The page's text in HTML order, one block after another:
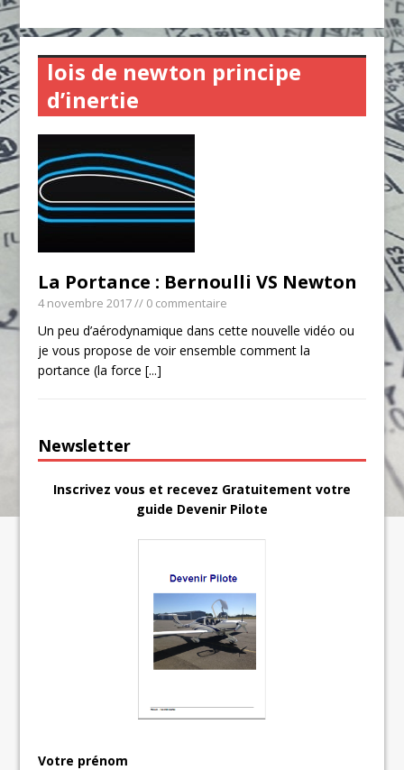
lois de newton principe
d’inertie
La Portance : Bernoulli VS Newton
4 novembre 2017// 0 commentaire
Un peu d’aérodynamique dans cette nouvelle vidéo ou
je vous propose de voir ensemble comment la
portance (la force[...]
Newsletter
Inscrivez vous et recevez Gratuitement votre
guide Devenir Pilote
Votre prénom